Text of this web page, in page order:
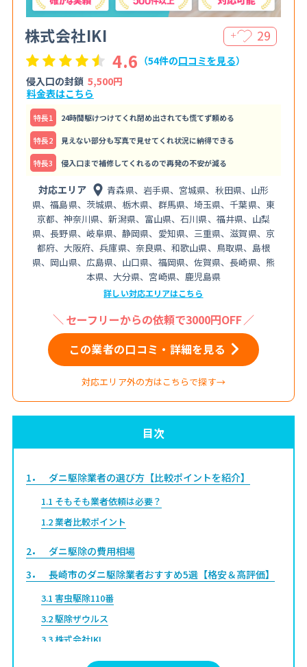
株式会社IKI ＋ 29
4.6 （54件の口コミを見る）
侵入口の封鎖 5,500円
料金表はこちら
特⻑1 24時間駆けつけてくれ閉め出されても慌てず頼める
特⻑2 見えない部分も写真で見せてくれ状況に納得できる
特⻑3 侵入口まで補修してくれるので再発の不安が減る
対応エリア
青森県、岩手県、宮城県、秋田県、山形
県、福島県、茨城県、栃木県、群馬県、埼玉県、千葉県、東
京都、神奈川県、新潟県、富山県、石川県、福井県、山梨
県、長野県、岐阜県、静岡県、愛知県、三重県、滋賀県、京
都府、大阪府、兵庫県、奈良県、和歌山県、鳥取県、島根
県、岡山県、広島県、山口県、福岡県、佐賀県、長崎県、熊
本県、大分県、宮崎県、鹿児島県
詳しい対応エリアはこちら
セーフリーからの依頼で3000円OFF
この業者の口コミ・詳細を見る
対応エリア外の方はこちらで探す→
目次
1 ダニ駆除業者の選び方【比較ポイントを紹介】
1.1 そもそも業者依頼は必要？
1.2業者比較ポイント
2
ダニ駆除の費用相場
3
長崎市のダニ駆除業者おすすめ5選【格安＆高評価】
3.1 害虫駆除110番
3.2駆除ザウルス
3.3株式会社IKI
駆除レンジャー